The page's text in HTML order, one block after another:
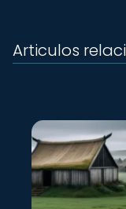
Articulos